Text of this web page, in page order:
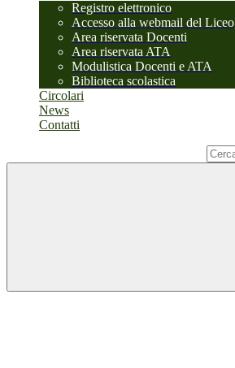
Registro elettronico
Accesso alla webmail del Liceo
Area riservata Docenti
Area riservata ATA
Modulistica Docenti e ATA
Biblioteca scolastica
Circolari
News
Contatti